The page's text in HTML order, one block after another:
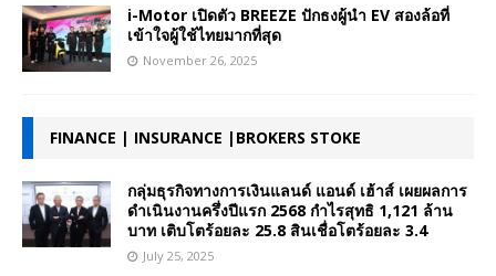
i-Motor เปิดตัว BREEZE ปักธงผู้นำ EV สองล้อที่
เข้าใจผู้ใช้ไทยมากที่สุด
November 26, 2025
FINANCE | INSURANCE |BROKERS STOKE
กลุ่มธุรกิจทางการเงินแลนด์ แอนด์ เฮ้าส์ เผยผลการ
ดำเนินงานครึ่งปีแรก 2568 กำไรสุทธิ 1,121 ล้าน
บาท เติบโตร้อยละ 25.8 สินเชื่อโตร้อยละ 3.4
July 25, 2025